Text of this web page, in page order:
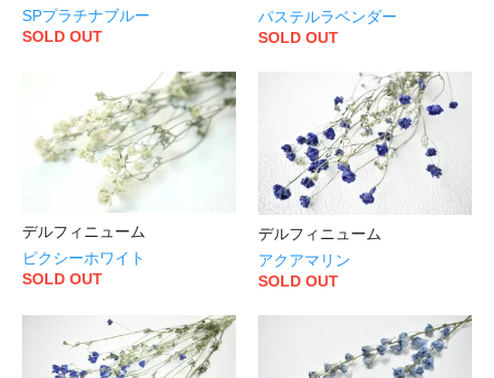
SPプラチナブルー
SOLD OUT
パステルラベンダー
SOLD OUT
デルフィニューム
ピクシーホワイト
SOLD OUT
デルフィニューム
アクアマリン
SOLD OUT